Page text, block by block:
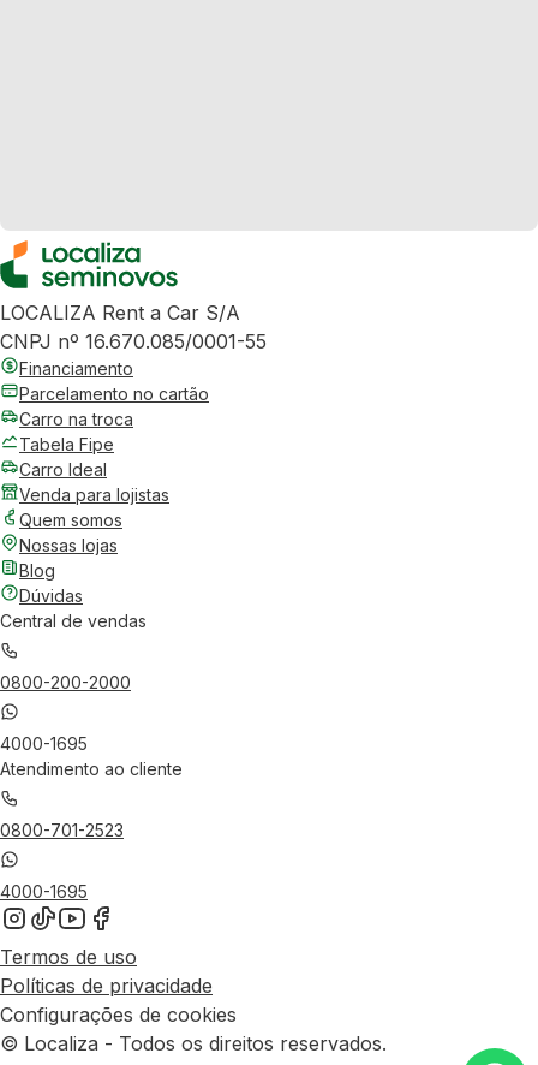
LOCALIZA Rent a Car S/A
CNPJ nº 16.670.085/0001-55
Financiamento
Parcelamento no cartão
Carro na troca
Tabela Fipe
Carro Ideal
Venda para lojistas
Quem somos
Nossas lojas
Blog
Dúvidas
Central de vendas
0800-200-2000
4000-1695
Atendimento ao cliente
0800-701-2523
4000-1695
Termos de uso
Políticas de privacidade
Configurações de cookies
© Localiza - Todos os direitos reservados.